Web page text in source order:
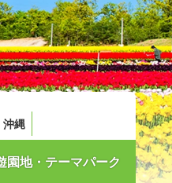
沖縄
園地・テーマパーク